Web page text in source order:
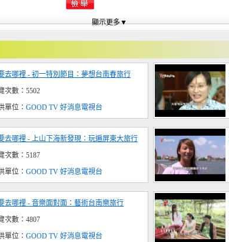
去哪裡 - 初一特別節目：夢想台南春旅行
次數：5502
單位： GOOD TV 好消息電視台
去哪裡 - 上山下海新發現：玩遍屏東大旅行
次數：5187
單位： GOOD TV 好消息電視台
去哪裡 - 音樂面對面：藝術台南樂旅行
次數：4807
單位： GOOD TV 好消息電視台